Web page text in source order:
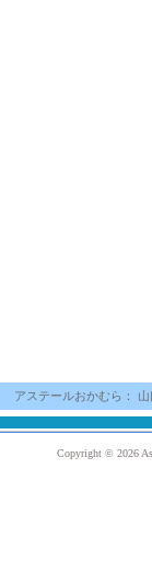
アステールおかむら：
Copyright © 2026